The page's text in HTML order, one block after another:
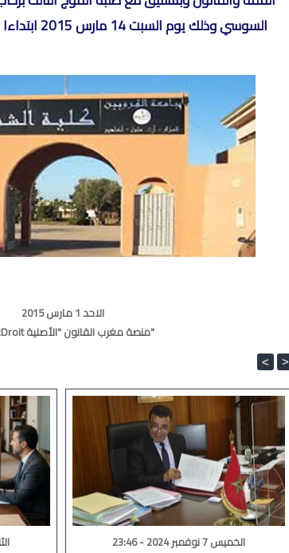
السوسي وذلك يوم السبت 14 مارس 2015 ابتداءا من الساعة التاسعة صباحا.
الاحد 1 مارس 2015
MarocDroit منصة مغرب القانون "الأصلية"
< >
الخميس 7 نوفمبر 2024 - 23:46